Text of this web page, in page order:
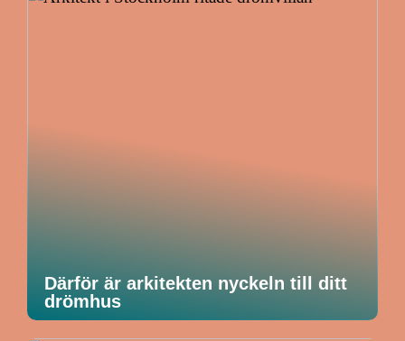
Därför är arkitekten nyckeln till ditt
drömhus